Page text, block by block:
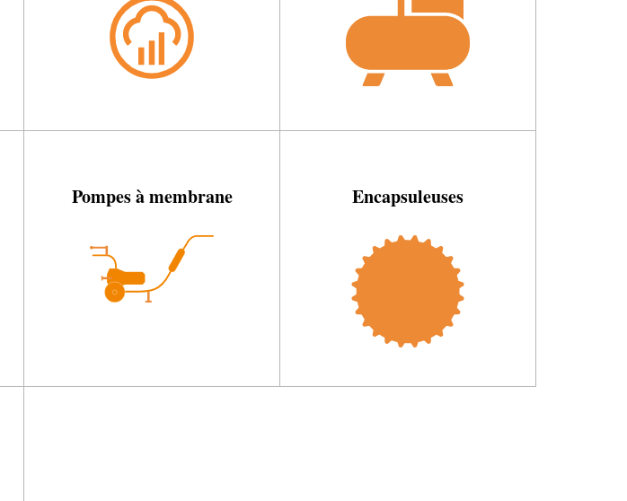
Pompes à membrane Encapsuleuses